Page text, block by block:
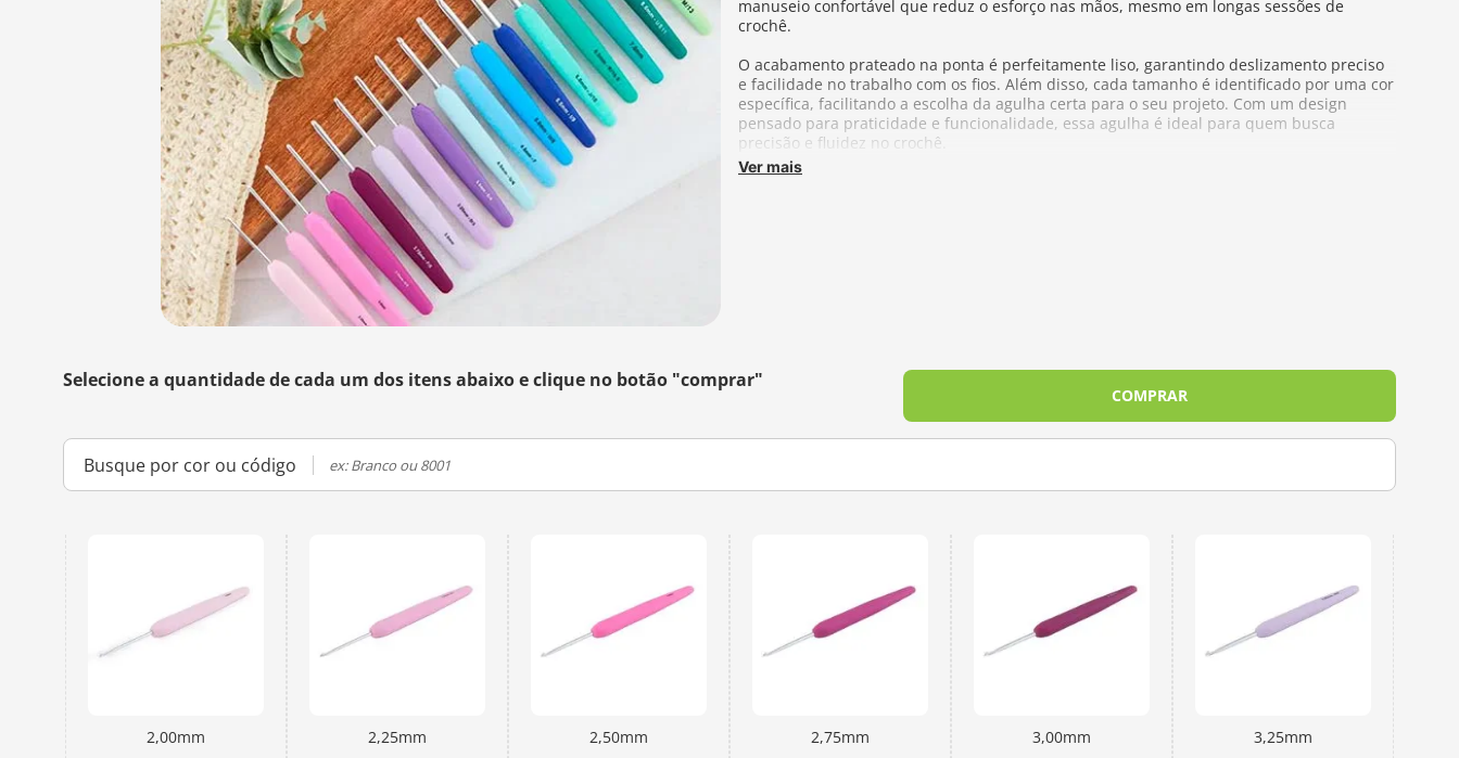
manuseio confortável que reduz o esforço nas mãos, mesmo em longas sessões de
crochê.
O acabamento prateado na ponta é perfeitamente liso, garantindo deslizamento preciso
e facilidade no trabalho com os fios. Além disso, cada tamanho é identificado por uma cor
específica, facilitando a escolha da agulha certa para o seu projeto. Com um design
pensado para praticidade e funcionalidade, essa agulha é ideal para quem busca
precisão e fluidez no crochê.
Disponível nos tamanhos que variam de 2.0 mm a 12.0 mm
Ver mais
Selecione a quantidade de cada um dos itens abaixo e clique no botão "comprar"
COMPRAR
Busque por cor ou código
2,00mm 2,25mm 2,50mm 2,75mm 3,00mm 3,25mm